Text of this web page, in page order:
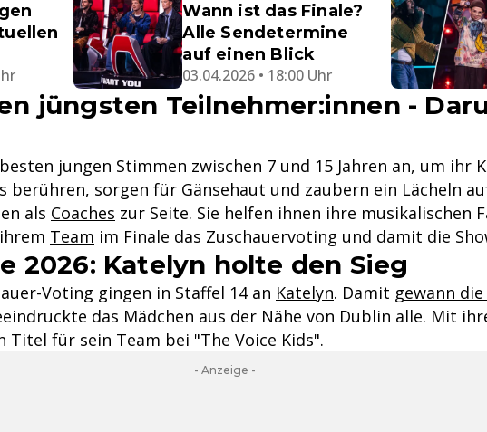
Wann ist das Finale?
Alle Sendetermine
auf einen Blick
03.04.2026 • 18:00 Uhr
jüngsten Teilnehmer:innen -
jungen Stimmen zwischen 7 und 15 Jahren an, um ihr
berühren, sorgen für Gänsehaut und zaubern ein Lächeln
als Coaches zur Seite. Sie helfen ihnen ihre musikalischen
Team im Finale das Zuschauervoting und damit die
2026: Katelyn holte den Sieg
Voting gingen in Staffel 14 an Katelyn. Damit gewann
das Mädchen aus der Nähe von Dublin alle. Mit
Titel für sein Team bei "The Voice Kids".
- Anzeige -